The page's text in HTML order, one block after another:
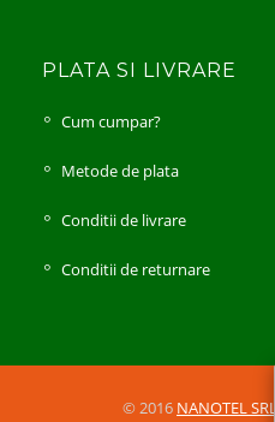
PLATA SI LIVRARE
Cum cumpar?
Metode de plata
Conditii de livrare
Conditii de returnare
© 2016 NANOTEL SRL